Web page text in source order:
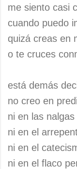
me siento casi
cuando puedo
quizá creas en
o te cruces
está demás
no creo en
ni en las
ni en el
ni en el
ni en el flaco